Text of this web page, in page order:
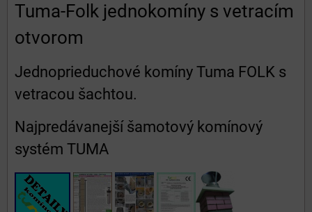
Tuma-Folk jednokomíny s vetracím
otvorom
Jednoprieduchové komíny Tuma FOLK s
vetracou šachtou.
Najpredávanejší šamotový komínový
systém TUMA